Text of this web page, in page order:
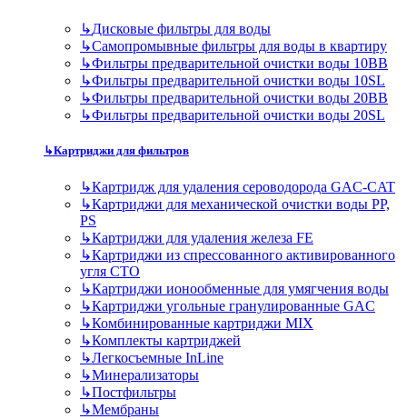
↳Дисковые фильтры для воды
↳Самопромывные фильтры для воды в квартиру
↳Фильтры предварительной очистки воды 10BB
↳Фильтры предварительной очистки воды 10SL
↳Фильтры предварительной очистки воды 20BB
↳Фильтры предварительной очистки воды 20SL
↳Картриджи для фильтров
↳Картридж для удаления сероводорода GAC-CAT
↳Картриджи для механической очистки воды PP,
PS
↳Картриджи для удаления железа FE
↳Картриджи из спрессованного активированного
угля CTO
↳Картриджи ионообменные для умягчения воды
↳Картриджи угольные гранулированные GAC
↳Комбинированные картриджи MIX
↳Комплекты картриджей
↳Легкосъемные InLine
↳Минерализаторы
↳Постфильтры
↳Мембраны